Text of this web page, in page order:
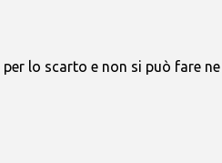
lo scarto e non si può fare